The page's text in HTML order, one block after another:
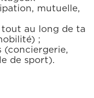
mutuelle,
au long de ta
;
(conciergerie,
de sport).